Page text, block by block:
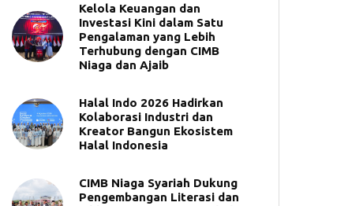
Kelola Keuangan dan
Investasi Kini dalam Satu
Pengalaman yang Lebih
Terhubung dengan CIMB
Niaga dan Ajaib
Halal Indo 2026 Hadirkan
Kolaborasi Industri dan
Kreator Bangun Ekosistem
Halal Indonesia
CIMB Niaga Syariah Dukung
Pengembangan Literasi dan